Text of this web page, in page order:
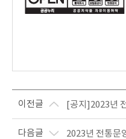
이전글
다음글